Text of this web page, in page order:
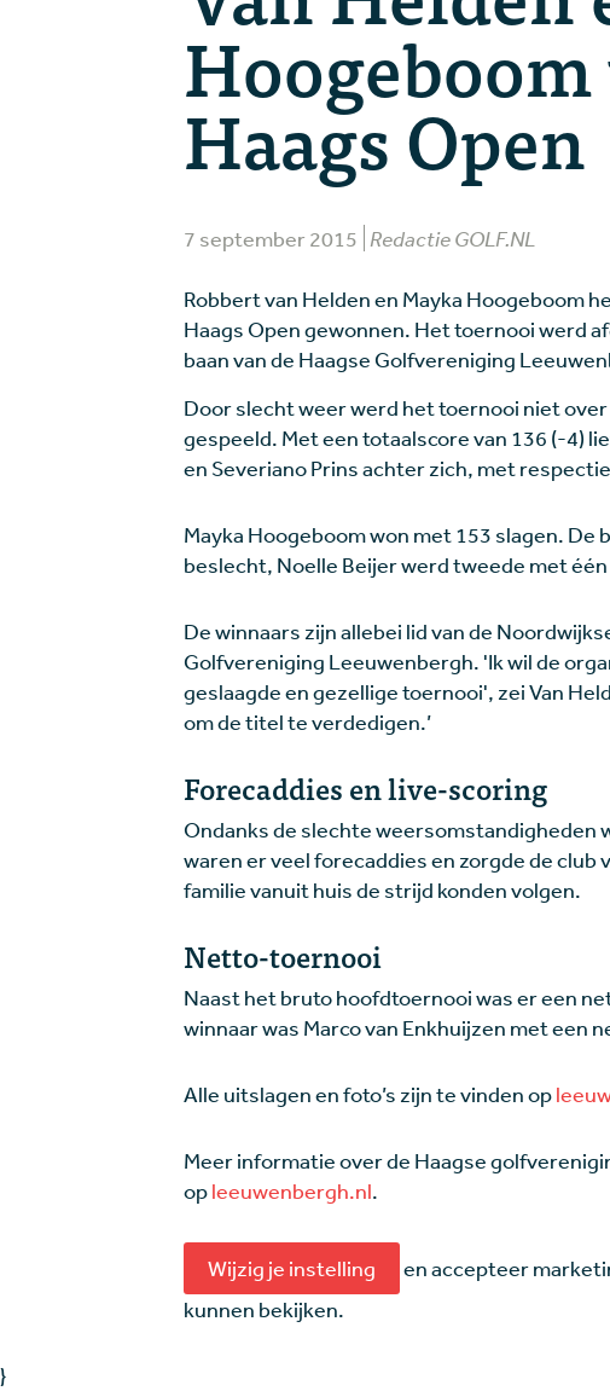
Haags Open
7 september 2015 Redactie GOLF.NL
Robbert van Helden en Mayka Hoogeboom
Haags Open gewonnen. Het toernooi werd
baan van de Haagse Golfvereniging
Door slecht weer werd het toernooi niet
gespeeld. Met een totaalscore van 136 (-4)
en Severiano Prins achter zich, met
Mayka Hoogeboom won met 153 slagen. De
beslecht, Noelle Beijer werd tweede met
De winnaars zijn allebei lid van de
Golfvereniging Leeuwenbergh. 'Ik wil de
geslaagde en gezellige toernooi', zei Van
om de titel te verdedigen.’
Forecaddies en live-scoring
Ondanks de slechte weersomstandigheden
waren er veel forecaddies en zorgde de club
familie vanuit huis de strijd konden volgen.
Netto-toernooi
Naast het bruto hoofdtoernooi was er een
winnaar was Marco van Enkhuijzen met een
Alle uitslagen en foto’s zijn te vinden op
Meer informatie over de Haagse
opleeuwenbergh.nl.
Wijzig je instelling
en accepteer
kunnen bekijken.
}